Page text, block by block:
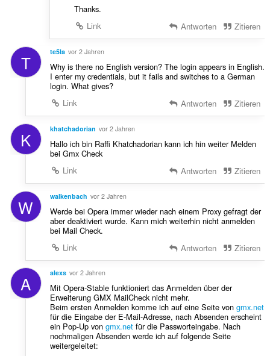
Thanks.
Link
Antworten Zitieren
T te5la vor 2 Jahren
Why is there no English version? The login appears in English.
I enter my credentials, but it fails and switches to a German
login. What gives?
Link
Antworten Zitieren
K khatchadorian vor 2 Jahren
Hallo ich bin Raffi Khatchadorian kann ich hin weiter Melden
bei Gmx Check
Link
Antworten Zitieren
W walkenbach vor 2 Jahren
Werde bei Opera immer wieder nach einem Proxy gefragt der
aber deaktiviert wurde. Kann mich weiterhin nicht anmelden
bei Mail Check.
Link
Antworten Zitieren
A alexs vor 2 Jahren
Mit Opera-Stable funktioniert das Anmelden über der
Erweiterung GMX MailCheck nicht mehr.
Beim ersten Anmelden komme ich auf eine Seite von gmx.net
für die Eingabe der E-Mail-Adresse, nach Absenden erscheint
ein Pop-Up von gmx.netfür die Passworteingabe. Nach
nochmaligen Absenden werde ich auf folgende Seite
weitergeleitet: